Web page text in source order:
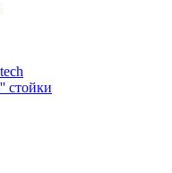
стойки